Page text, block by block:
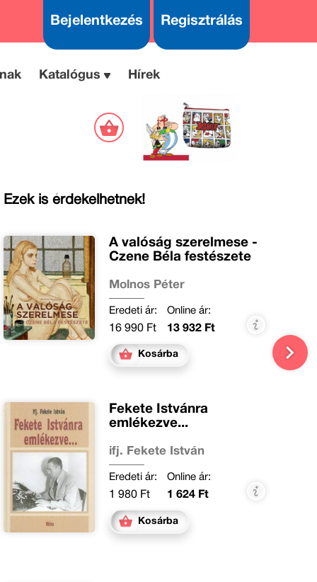
Bejelentkezés Regisztrálás
Katalógus Hírek
Ezek is érdekelhetnek!
A valóság szerelmese -
Czene Béla festészete
Molnos Péter
Eredeti ár:
16 990 Ft
Online ár:
13 932 Ft
Kosárba
Fekete Istvánra
emlékezve...
ifj. Fekete István
Eredeti ár:
1 980 Ft
Online ár:
1 624 Ft
Kosárba